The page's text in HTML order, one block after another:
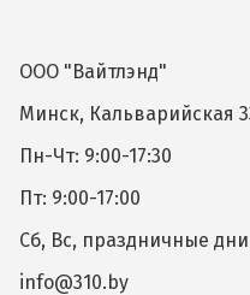
ООО "Вайтлэнд"
Минск, Кальварийская
Пн-Чт: 9:00-17:30
Пт: 9:00-17:00
Сб, Вс, праздничные
info@310.by